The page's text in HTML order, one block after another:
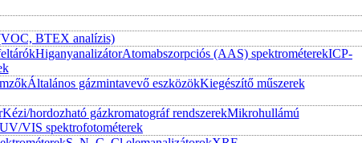
BTEX analízis)
HiganyanalizátorAtomabszorpciós (AAS) spektrométerekICP-
Általános gázmintavevő eszközökKiegészítő műszerek
Kézi/hordozható gázkromatográf rendszerekMikrohullámú
UV/VIS spektrofotométerek